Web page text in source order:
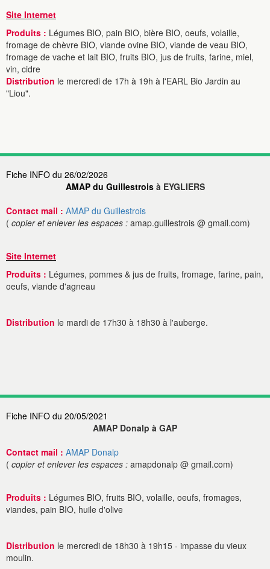
Site Internet
Produits : Légumes BIO, pain BIO, bière BIO, oeufs, volaille,
fromage de chèvre BIO, viande ovine BIO, viande de veau BIO,
fromage de vache et lait BIO, fruits BIO, jus de fruits, farine, miel,
vin, cidre
Distribution le mercredi de 17h à 19h à l'EARL Bio Jardin au
"Liou".
Fiche INFO du 26/02/2026
AMAP du Guillestroisà EYGLIERS
Contact mail : AMAP du Guillestrois
( copier et enlever les espaces : amap.guillestrois @ gmail.com)
Site Internet
Produits : Légumes, pommes & jus de fruits, fromage, farine, pain,
oeufs, viande d'agneau
Distribution le mardi de 17h30 à 18h30 à l'auberge.
Fiche INFO du 20/05/2021
AMAP Donalp à GAP
Contact mail : AMAP Donalp
( copier et enlever les espaces : amapdonalp @ gmail.com)
Produits : Légumes BIO, fruits BIO, volaille, oeufs, fromages,
viandes, pain BIO, huile d'olive
Distribution le mercredi de 18h30 à 19h15 - impasse du vieux
moulin.